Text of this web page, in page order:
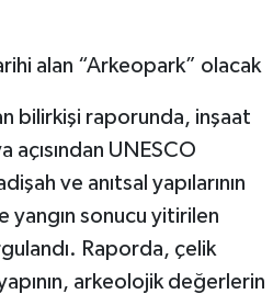
bilirkişi raporunda, inşaat
açısından UNESCO
ve anıtsal yapılarının
yangın sonucu yitirilen
Raporda, çelik
arkeolojik değerlerin